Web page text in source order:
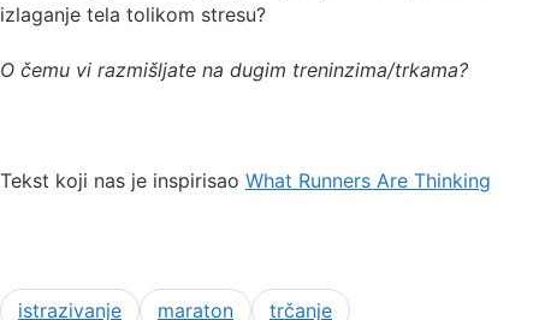
izlaganje tela tolikom stresu?
O čemu vi razmišljate na dugim treninzima/trkama?
Tekst koji nas je inspirisao What Runners Are Thinking
istrazivanje maraton trčanje